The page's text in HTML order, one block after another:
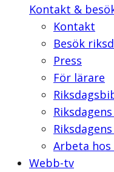
Kontakt &
Kontakt
Besök
Press
För lärare
Arbeta hos
Webb-tv